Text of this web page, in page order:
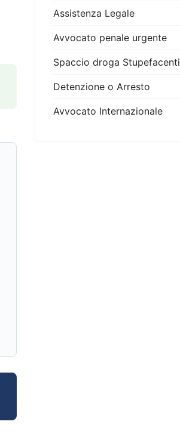
Assistenza Legale
Avvocato penale urgente
Spaccio droga Stupefacenti
Detenzione o Arresto
Avvocato Internazionale